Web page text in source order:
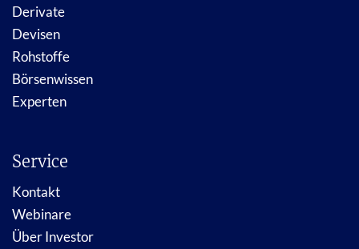
Derivate
Devisen
Rohstoffe
Börsenwissen
Experten
Service
Kontakt
Webinare
Über Investor